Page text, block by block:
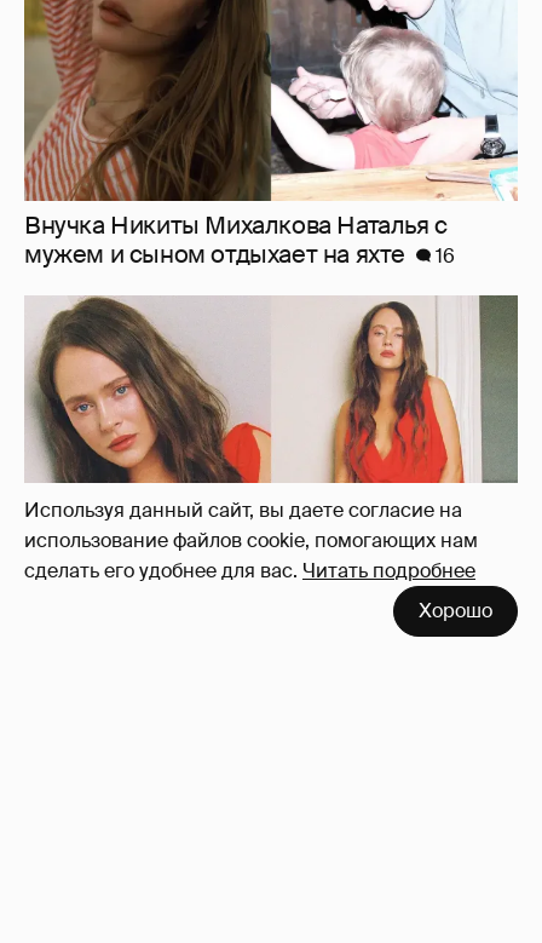
Используя данный сайт, вы даете согласие на
использование файлов cookie, помогающих нам
сделать его удобнее для вас. Читать подробнее
Хорошо
"Лолита". Аглая Тарасова снялась в мини-
платье с декольте и чулках
38